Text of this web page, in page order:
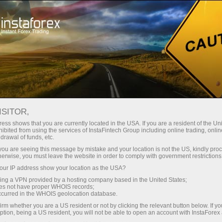
InstaForex-এর সাথে থেকে আপনি সত্যিকারের
লিভারেজ, মার্কেটের সেরা স্প্রেড ও কমিশন এবং
স্টক ও ইনডেক্স ট্রেডিংয়ের জন্য সুবিধাজনক
শর্তাবলী।
স্বল্প
প্রতিটি ডিপোজিটে
30% বোনাস
গতির
পরিচয় ট্রেডিংয়ে এবং হাইওয়েতে পাওয়া যায়
shows that you are currently located in the USA. If you are a resident of the
from using the services of InstaFintech Group including online trading,
of funds, etc.
are seeing this message by mistake and your location is not the US, kindly
you must leave the website in order to comply with government
IP address show your location as the USA?
a VPN provided by a hosting company based in the United States;
not have proper WHOIS records;
in the WHOIS geolocation database.
whether you are a US resident or not by clicking the relevant button below. If
being a US resident, you will not be able to open an account with InstaForex